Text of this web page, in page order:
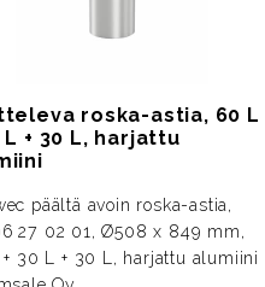
roska-astia, 60 L
L + 30 L, harjattu
päältä avoin roska-astia,
27 02 01, Ø508 x 849 mm,
30 L + 30 L, harjattu alumiini